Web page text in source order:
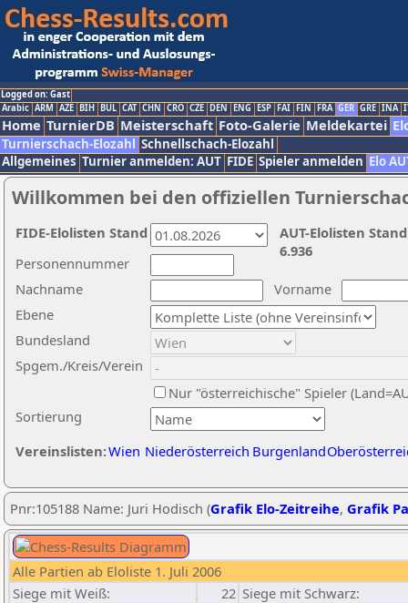
Logged on: Gast
Arabic ARM AZE BIH BUL CAT CHN CRO CZE DEN ENG ESP FAI FIN FRA GER GRE INA
Home TurnierDB Meisterschaft Foto-Galerie Meldekartei
Turnierschach-Elozahl Schnellschach-Elozahl
Allgemeines Turnier anmelden: AUT FIDE Spieler anmelden Elo
Willkommen bei den offiziellen
Nachname
Vorname
Ebene
Sortierung
Personennummer
Bundesland
Spgem./Kreis/Verein
Nur "österreichische" Spieler
Vereinslisten:Wien Niederösterreich Burgenland
AUT-Elolisten
6.936
FIDE-Elolisten Stand
Pnr:105188 Name: Juri Hodisch (Grafik Elo-Zeitreihe, Grafik
Alle Partien ab Eloliste 1. Juli 2006
Siege mit Weiß:
22 Siege mit Schwarz: